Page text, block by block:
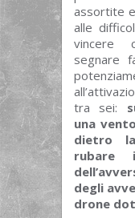
assortite
alle
vincere
segnare
tra sei:
una
dietro
rubare
degli
drone